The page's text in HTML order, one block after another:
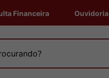
Financeira Ouvidoria